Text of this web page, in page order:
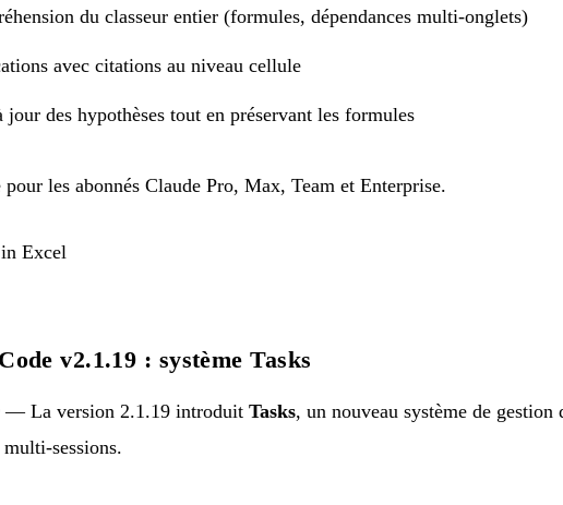
du classeur entier (formules, dépendances multi-onglets)
avec citations au niveau cellule
jour des hypothèses tout en préservant les formules
les abonnés Claude Pro, Max, Team et Enterprise.
Excel
v2.1.19 : système Tasks
— La version 2.1.19 introduit Tasks, un nouveau système de gestion
sessions.